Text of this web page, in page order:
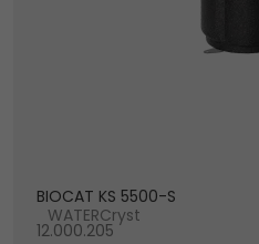
BIOCAT KS 5500-S
WATERCryst
12.000.205